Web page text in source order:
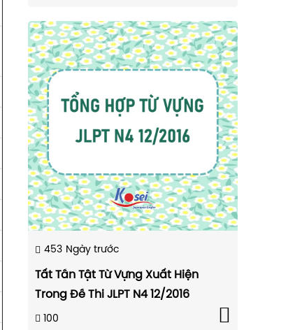
453 Ngày trước
Tất Tần Tật Từ Vựng Xuất Hiện
Trong Đề Thi JLPT N4 12/2016
100